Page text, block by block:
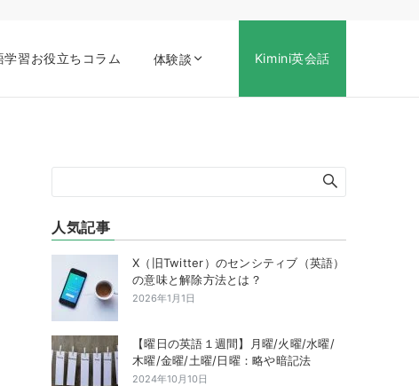
学習お役立ちコラム 体験談 Kimini英会話
人気記事
X（旧Twitter）のセンシティブ（英語）
の意味と解除方法とは？
2026年1月1日
【曜日の英語１週間】月曜/火曜/水曜/
木曜/金曜/土曜/日曜：略や暗記法
2024年10月10日